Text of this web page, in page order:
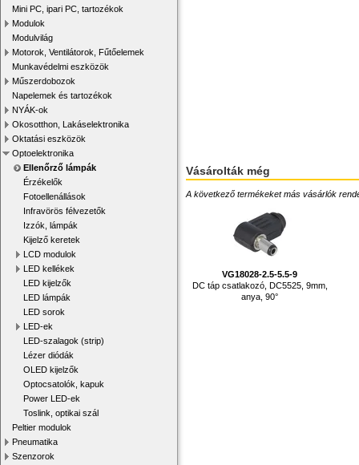
Mini PC, ipari PC, tartozékok
Modulok
Modulvilág
Motorok, Ventilátorok, Fűtőelemek
Munkavédelmi eszközök
Műszerdobozok
Napelemek és tartozékok
NYÁK-ok
Okosotthon, Lakáselektronika
Oktatási eszközök
Optoelektronika
Ellenőrző lámpák
Érzékelők
Fotoellenállások
Infravörös félvezetők
Izzók, lámpák
Kijelző keretek
LCD modulok
LED kellékek
LED kijelzők
LED lámpák
LED sorok
LED-ek
LED-szalagok (strip)
Lézer diódák
OLED kijelzők
Optocsatolók, kapuk
Power LED-ek
Toslink, optikai szál
Peltier modulok
Pneumatika
Szenzorok
Vásárolták még
A következő termékeket más vásárlók
VG18028-2.5-5.5-9
DC táp csatlakozó, DC5525, 9mm,
anya, 90°